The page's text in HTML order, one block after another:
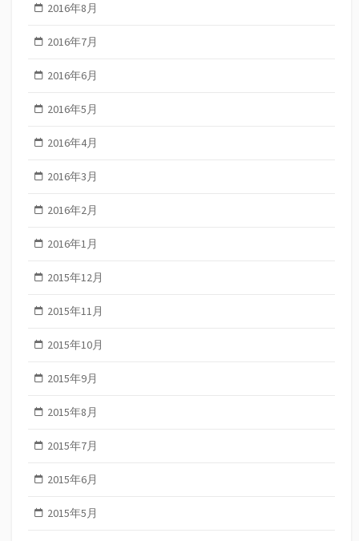
2016年8月
2016年7月
2016年6月
2016年5月
2016年4月
2016年3月
2016年2月
2016年1月
2015年12月
2015年11月
2015年10月
2015年9月
2015年8月
2015年7月
2015年6月
2015年5月